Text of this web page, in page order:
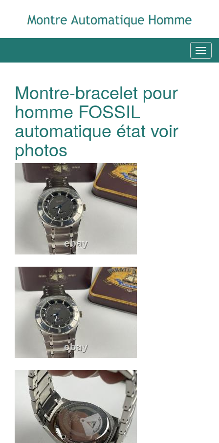
Montre-bracelet pour
homme FOSSIL
automatique état voir
photos